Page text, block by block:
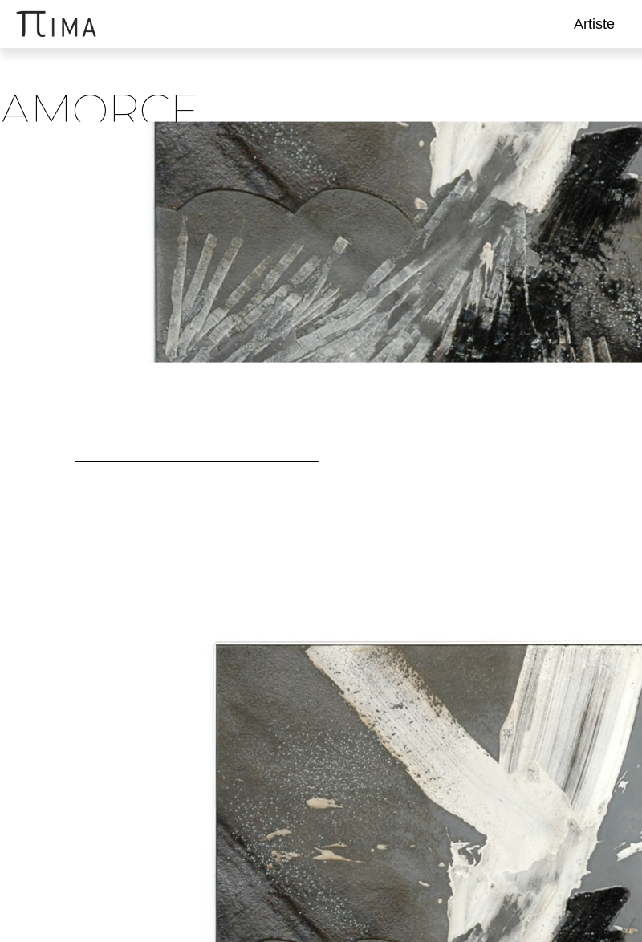
Artiste
AMORCE